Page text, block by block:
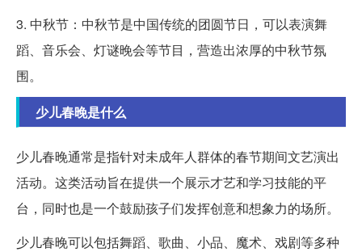
3. 中秋节：中秋节是中国传统的团圆节日，可以表演舞
蹈、音乐会、灯谜晚会等节目，营造出浓厚的中秋节氛
围。
少儿春晚是什么
少儿春晚通常是指针对未成年人群体的春节期间文艺演出
活动。这类活动旨在提供一个展示才艺和学习技能的平
台，同时也是一个鼓励孩子们发挥创意和想象力的场所。
少儿春晚可以包括舞蹈、歌曲、小品、魔术、戏剧等多种